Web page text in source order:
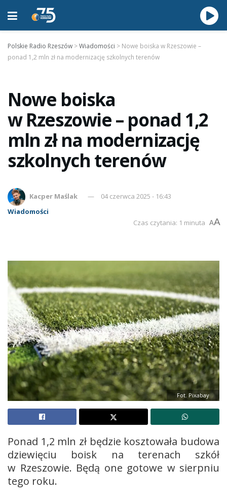
Polskie Radio Rzeszów >Wiadomości > Nowe boiska w Rzeszowie –
ponad 1,2 mln zł na modernizację szkolnych terenów
Nowe boiska
w Rzeszowie – ponad 1,2
mln zł na modernizację
szkolnych terenów
Kacper Maślak
04 czerwca 2025 - 16:43
Wiadomości
Czas czytania: 1 minuta AA
Fot. Pixabay
Ponad 1,2 mln zł będzie kosztowała budowa
dziewięciu boisk na terenach szkół
w Rzeszowie. Będą one gotowe w sierpniu
tego roku.